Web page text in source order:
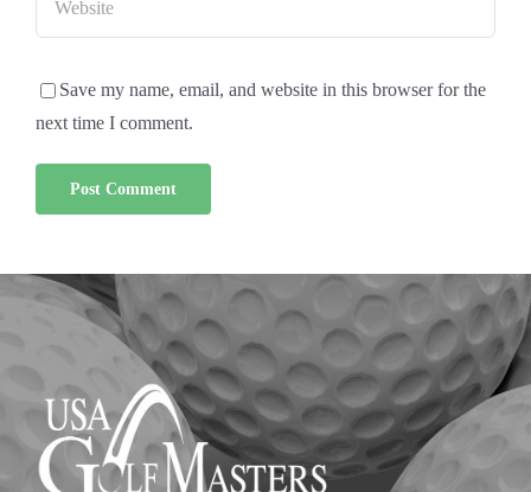
Save my name, email, and website in this browser for the
next time I comment.